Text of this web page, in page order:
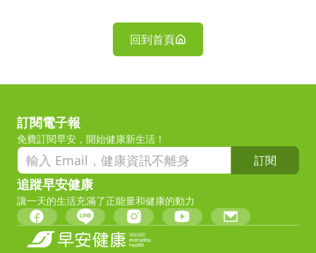
回到首頁
訂閱電子報
免費訂閱早安，開始健康新生活！
訂閱
追蹤早安健康
讓一天的生活充滿了正能量和健康的動力